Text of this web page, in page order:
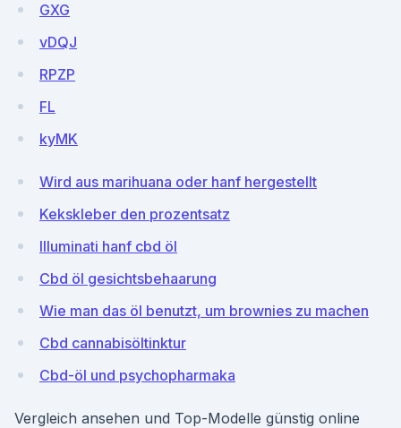
GXG
vDQJ
RPZP
FL
kyMK
Wird aus marihuana oder hanf hergestellt
Kekskleber den prozentsatz
Illuminati hanf cbd öl
Cbd öl gesichtsbehaarung
Wie man das öl benutzt, um brownies zu machen
Cbd cannabisöltinktur
Cbd-öl und psychopharmaka
Vergleich ansehen und Top-Modelle günstig online